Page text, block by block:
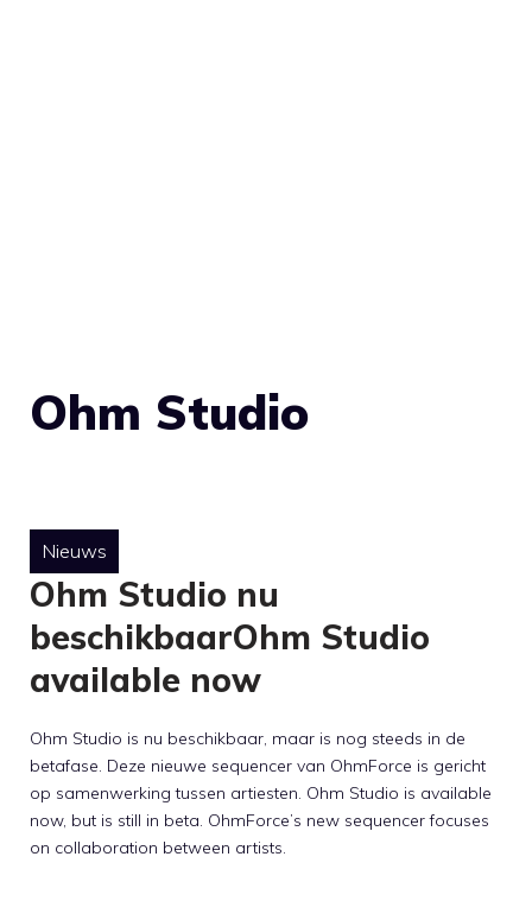
Ohm Studio
Nieuws
Ohm Studio nu
beschikbaarOhm Studio
available now
Ohm Studio is nu beschikbaar, maar is nog steeds in de
betafase. Deze nieuwe sequencer van OhmForce is gericht
op samenwerking tussen artiesten. Ohm Studio is available
now, but is still in beta. OhmForce’s new sequencer focuses
on collaboration between artists.